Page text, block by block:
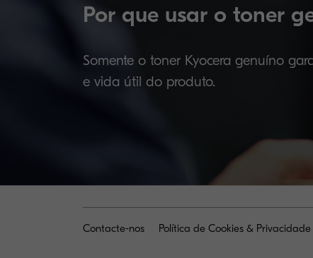
Por que usar o toner
Somente o toner Kyocera genuíno
e vida útil do produto.
Contacte-nos Política de Cookies & Privacidade